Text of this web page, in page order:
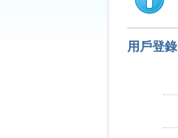
用戶登錄